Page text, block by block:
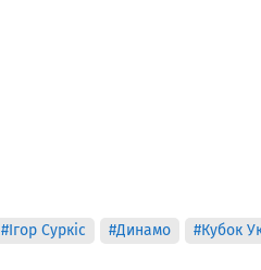
#Ігор Суркіс #Динамо #Кубок